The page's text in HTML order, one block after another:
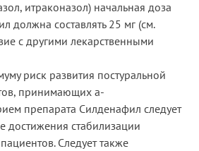
итраконазол) начальная доза
должна составлять 25 мг (см.
с другими лекарственными
риск развития постуральной
принимающих а-
препарата Силденафил следует
достижения стабилизации
Следует также